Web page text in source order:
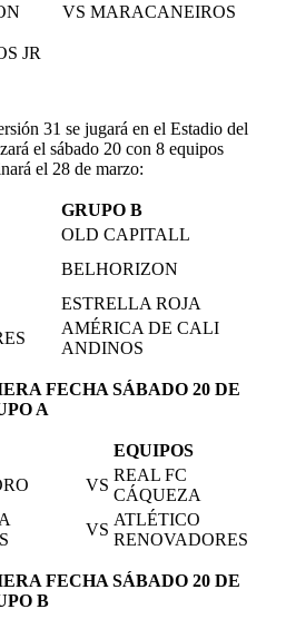
VS MARACANEIROS
JR
31 se jugará en el Estadio del
el sábado 20 con 8 equipos
el 28 de marzo:
GRUPO B
OLD CAPITALL
BELHORIZON
ESTRELLA ROJA
AMÉRICA DE CALI
ANDINOS
FECHA SÁBADO 20 DE
A
EQUIPOS
VS
REAL FC
CÁQUEZA
VS
ATLÉTICO
RENOVADORES
FECHA SÁBADO 20 DE
B